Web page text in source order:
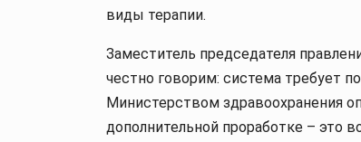
виды терапии.
Заместитель председателя
честно говорим: система требует
Министерством здравоохранения
дополнительной проработке – это